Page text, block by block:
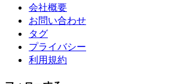
会社概要
お問い合わせ
タグ
プライバシー
利用規約